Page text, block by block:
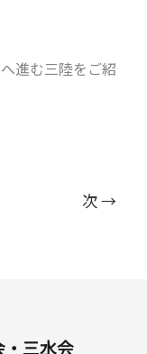
進む三陸をご紹
次→
三水会